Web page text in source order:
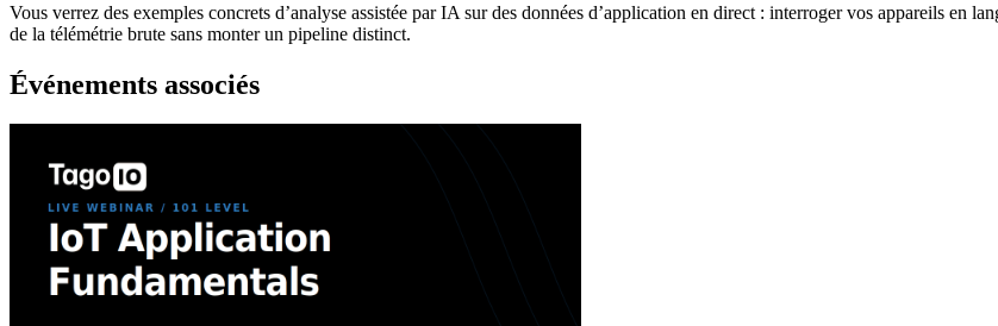
Vous verrez des exemples concrets d’analyse assistée par IA sur des données d’application en direct : interroger vos appareils en
de la télémétrie brute sans monter un pipeline distinct.
Événements associés